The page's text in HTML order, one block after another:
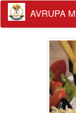
AVRUPA